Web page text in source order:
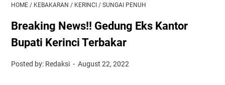
HOME / KEBAKARAN / KERINCI / SUNGAI PENUH
Breaking News!! Gedung Eks Kantor
Bupati Kerinci Terbakar
Posted by: Redaksi August 22, 2022